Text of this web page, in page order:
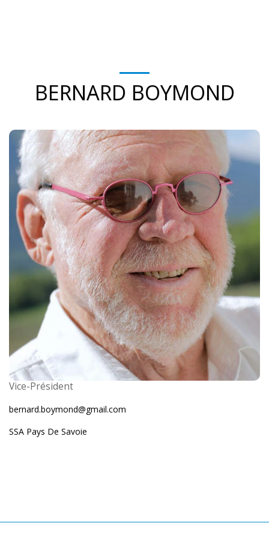
BERNARD BOYMOND
Vice-Président
bernard.boymond@gmail.com
SSA Pays De Savoie